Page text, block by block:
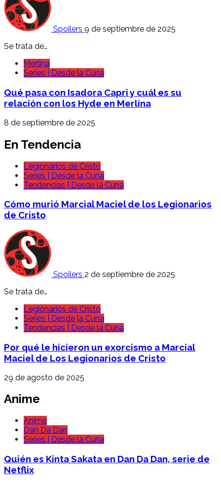
Spoilers 9 de septiembre de 2025
Se trata de…
Merlina
Series | Desde la Cuna
Qué pasa con Isadora Capri y cuál es su
relación con los Hyde en Merlina
8 de septiembre de 2025
En Tendencia
Legionarios de Cristo
Series | Desde la Cuna
Tendencias | Desde la Cuna
Cómo murió Marcial Maciel de los Legionarios
de Cristo
Spoilers 2 de septiembre de 2025
Se trata de…
Legionarios de Cristo
Series | Desde la Cuna
Tendencias | Desde la Cuna
Por qué le hicieron un exorcismo a Marcial
Maciel de Los Legionarios de Cristo
29 de agosto de 2025
Anime
Anime
Dan Da Dan
Series | Desde la Cuna
Quién es Kinta Sakata en Dan Da Dan, serie de
Netflix